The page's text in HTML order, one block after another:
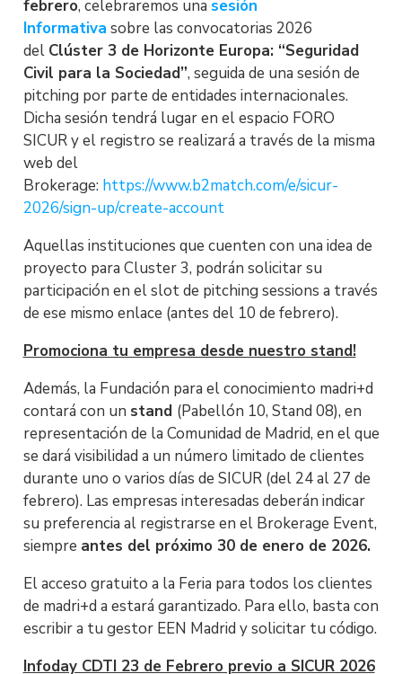
febrero, celebraremos una sesión
Informativa sobre las convocatorias 2026
del Clúster 3 de Horizonte Europa: “Seguridad
Civil para la Sociedad”, seguida de una sesión de
pitching por parte de entidades internacionales.
Dicha sesión tendrá lugar en el espacio FORO
SICUR y el registro se realizará a través de la misma
web del
Brokerage: https://www.b2match.com/e/sicur-
2026/sign-up/create-account
Aquellas instituciones que cuenten con una idea de
proyecto para Cluster 3, podrán solicitar su
participación en el slot de pitching sessions a través
de ese mismo enlace (antes del 10 de febrero).
Promociona tu empresa desde nuestro stand!
Además, la Fundación para el conocimiento madri+d
contará con un stand (Pabellón 10, Stand 08), en
representación de la Comunidad de Madrid, en el que
se dará visibilidad a un número limitado de clientes
durante uno o varios días de SICUR (del 24 al 27 de
febrero). Las empresas interesadas deberán indicar
su preferencia al registrarse en el Brokerage Event,
siempre antes del próximo 30 de enero de 2026.
El acceso gratuito a la Feria para todos los clientes
de madri+d a estará garantizado. Para ello, basta con
escribir a tu gestor EEN Madrid y solicitar tu código.
Infoday CDTI 23 de Febrero previo a SICUR 2026